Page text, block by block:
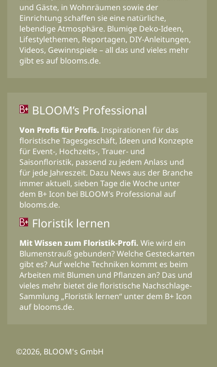
und Gäste, in Wohnräumen sowie der
Einrichtung schaffen sie eine natürliche,
lebendige Atmosphäre. Blumige Deko-Ideen,
Lifestylethemen, Reportagen, DIY-Anleitungen,
Videos, Gewinnspiele – all das und vieles mehr
gibt es auf blooms.de.
BLOOM’s Professional
Von Profis für Profis. Inspirationen für das
floristische Tagesgeschäft, Ideen und Konzepte
für Event-, Hochzeits-, Trauer- und
Saisonfloristik, passend zu jedem Anlass und
für jede Jahreszeit. Dazu News aus der Branche
immer aktuell, sieben Tage die Woche unter
dem B+ Icon bei BLOOM’s Professional auf
blooms.de.
Floristik lernen
Mit Wissen zum Floristik-Profi. Wie wird ein
Blumenstrauß gebunden? Welche Gesteckarten
gibt es? Auf welche Techniken kommt es beim
Arbeiten mit Blumen und Pflanzen an? Das und
vieles mehr bietet die floristische Nachschlage-
Sammlung „Floristik lernen“ unter dem B+ Icon
auf blooms.de.
©2026, BLOOM's GmbH